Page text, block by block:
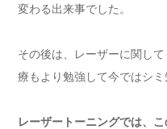
変わる出来事でした。
その後は、レーザーに関し
療もより勉強して今ではシ
レーザートーニングでは、